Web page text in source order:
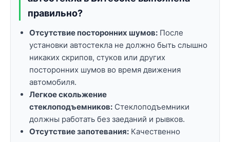
правильно?
Отсутствие посторонних шумов: После
установки автостекла не должно быть слышно
никаких скрипов, стуков или других
посторонних шумов во время движения
автомобиля.
Легкое скольжение
стеклоподъемников: Стеклоподъемники
должны работать без заеданий и рывков.
Отсутствие запотевания: Качественно